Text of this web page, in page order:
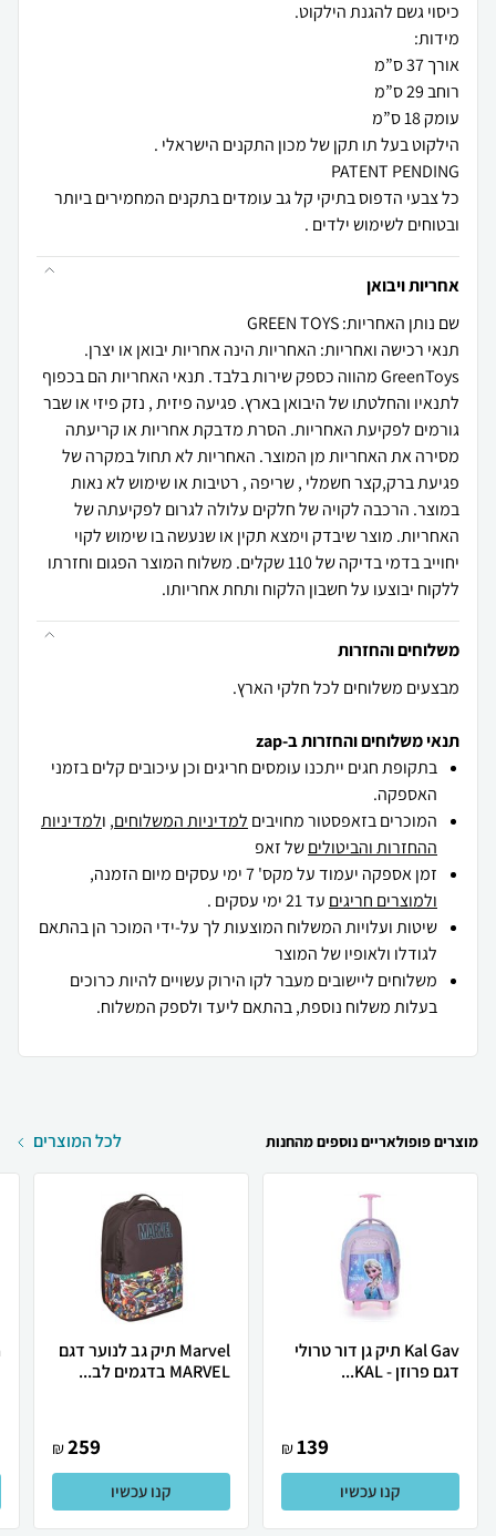
כל צבעי הדפוס בתיקי קל גב עומדים בתקנים המחמירים ביותר
ובטוחים לשימוש ילדים .
אחריות ויבואן
שם נותן האחריות: GREEN TOYS
תנאי רכישה ואחריות: האחריות הינה אחריות יבואן או יצרן.
GreenToys מהווה כספק שירות בלבד. תנאי האחריות הם בכפוף
לתנאיו והחלטתו של היבואן בארץ. פגיעה פיזית , נזק פיזי או שבר
גורמים לפקיעת האחריות. הסרת מדבקת אחריות או קריעתה
מסירה את האחריות מן המוצר. האחריות לא תחול במקרה של
פגיעת ברק,קצר חשמלי , שריפה , רטיבות או שימוש לא נאות
במוצר. הרכבה לקויה של חלקים עלולה לגרום לפקיעתה של
האחריות. מוצר שיבדק וימצא תקין או שנעשה בו שימוש לקוי
יחוייב בדמי בדיקה של 110 שקלים. משלוח המוצר הפגום וחזרתו
ללקוח יבוצעו על חשבון הלקוח ותחת אחריותו.
משלוחים והחזרות
מבצעים משלוחים לכל חלקי הארץ.
תנאי משלוחים והחזרות ב-zap
בתקופת חגים ייתכנו עומסים חריגים וכן עיכובים קלים בזמני
האספקה.
המוכרים בזאפסטור מחויבים למדיניות המשלוחים, ולמדיניות
ההחזרות והביטוליםשל זאפ
זמן אספקה יעמוד על מקס' 7 ימי עסקים מיום הזמנה,
ולמוצרים חריגים עד 21 ימי עסקים .
שיטות ועלויות המשלוח המוצעות לך על-ידי המוכר הן בהתאם
לגודלו ולאופיו של המוצר
משלוחים ליישובים מעבר לקו הירוק עשויים להיות כרוכים
בעלות משלוח נוספת, בהתאם ליעד ולספק המשלוח.
מוצרים פופולאריים נוספים מהחנות לכל המוצרים
Kal Gav תיק גן דור טרולי
דגם פרוזן - KAL...
139
₪
קנו עכשיו
Marvel תיק גב לנוער דגם
MARVEL בדגמים לב...
259
₪
קנו עכשיו